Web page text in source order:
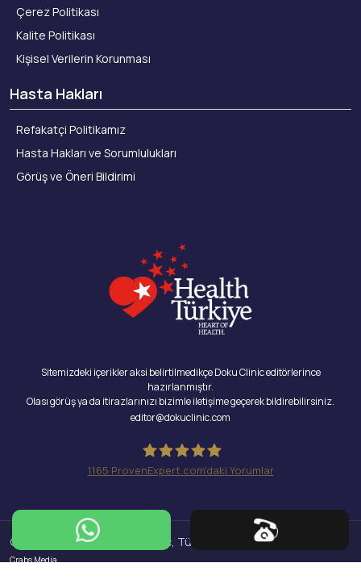
Çerez Politikası
Kalite Politikası
Kişisel Verilerin Korunması
Hasta Hakları
Refakatçi Politikamız
Hasta Hakları ve Sorumlulukları
Görüş ve Öneri Bildirimi
Sitemizdeki içerikler aksi belirtilmedikçe Doku Clinic editörlerince
hazırlanmıştır.
Olası görüş ya da itirazlarınızı bizimle iletişime geçerek bildirebilirsiniz.
editor@dokuclinic.com
1165 ProvenExpert.com'daki Yorumlar
Copyright © 2026 Doku Clinic, Tüm Hakları Saklıdır.
Crabs Media